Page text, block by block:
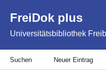
FreiDok plus
Universitätsbibliothek
Suchen Neuer Eintrag